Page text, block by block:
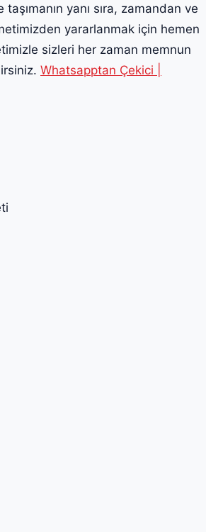
yanı sıra, zamandan ve
yararlanmak için hemen
sizleri her zaman memnun
Whatsapptan Çekici |